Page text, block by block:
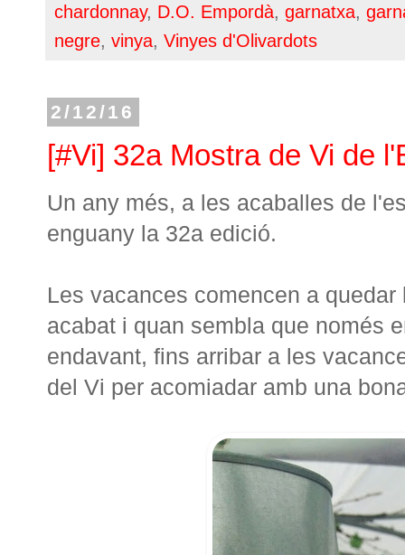
chardonnay, D.O. Empordà, garnatxa,
negre, vinya, Vinyes d'Olivardots
2/12/16
[#Vi] 32a Mostra de Vi de
Un any més, a les acaballes de
enguany la 32a edició.
Les vacances comencen a
acabat i quan sembla que només
endavant, fins arribar a les
del Vi per acomiadar amb una